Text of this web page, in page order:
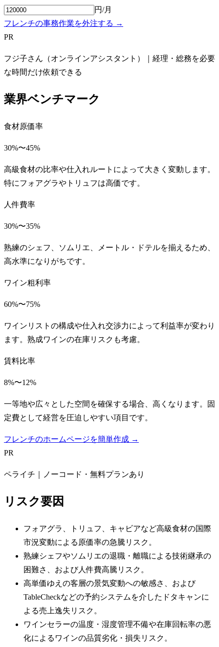
円/月
フレンチの事務作業を外注する →
PR
フジ子さん（オンラインアシスタント）｜経理・総務を必要
な時間だけ依頼できる
業界ベンチマーク
食材原価率
30%〜45%
高級食材の比率や仕入れルートによって大きく変動します。
特にフォアグラやトリュフは高価です。
人件費率
30%〜35%
熟練のシェフ、ソムリエ、メートル・ドテルを揃えるため、
高水準になりがちです。
ワイン粗利率
60%〜75%
ワインリストの構成や仕入れ交渉力によって利益率が変わり
ます。熟成ワインの在庫リスクも考慮。
賃料比率
8%〜12%
一等地や広々とした空間を確保する場合、高くなります。固
定費として経営を圧迫しやすい項目です。
フレンチのホームページを簡単作成 →
PR
ペライチ｜ノーコード・無料プランあり
リスク要因
フォアグラ、トリュフ、キャビアなど高級食材の国際
市況変動による原価率の急騰リスク。
熟練シェフやソムリエの退職・離職による技術継承の
困難さ、および人件費高騰リスク。
高単価ゆえの客層の景気変動への敏感さ、および
TableCheckなどの予約システムを介したドタキャンに
よる売上逸失リスク。
ワインセラーの温度・湿度管理不備や在庫回転率の悪
化によるワインの品質劣化・損失リスク。